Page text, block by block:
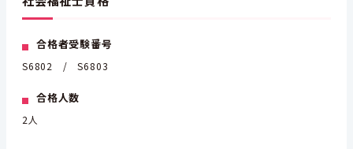
合格者受験番号
S6802 / S6803
合格人数
2人